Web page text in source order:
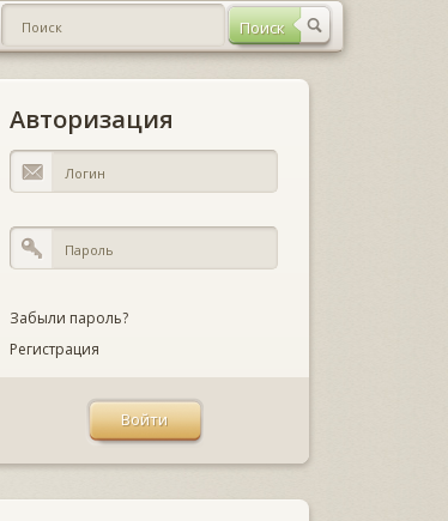
Авторизация
Забыли пароль?
Регистрация